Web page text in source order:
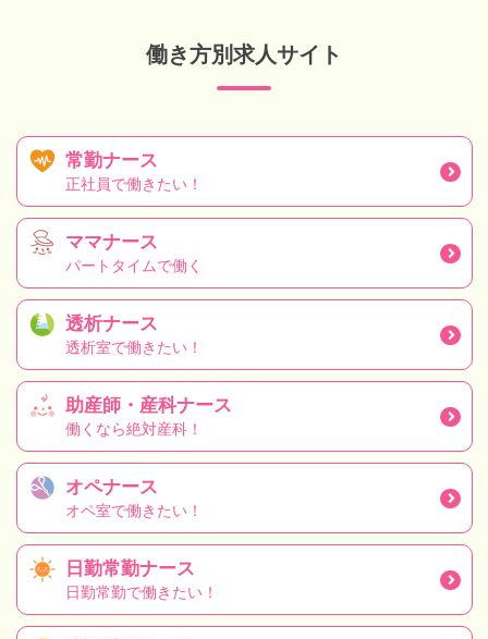
働き方別求人サイト
常勤ナース
正社員で働きたい！
ママナース
パートタイムで働く
透析ナース
透析室で働きたい！
助産師・産科ナース
働くなら絶対産科！
オペナース
オペ室で働きたい！
日勤常勤ナース
日勤常勤で働きたい！